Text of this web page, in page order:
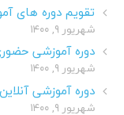
تقویم دوره های
شهریور ۹, ۱۴۰۰
دوره آموزشی
شهریور ۹, ۱۴۰۰
دوره آموزشی
شهریور ۹, ۱۴۰۰